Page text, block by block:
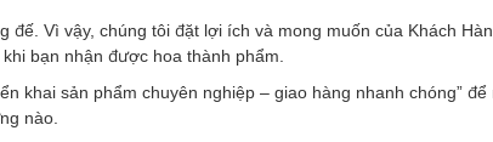
đế. Vì vậy, chúng tôi đặt lợi ích và mong muốn của Khách
bạn nhận được hoa thành phẩm.
khai sản phẩm chuyên nghiệp – giao hàng nhanh chóng”
nào.